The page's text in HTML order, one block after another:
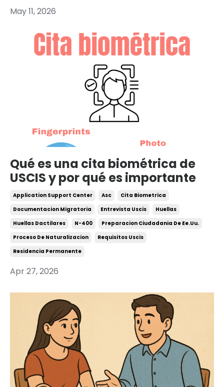
May 11, 2026
Qué es una cita biométrica de
USCIS y por qué es importante
Application Support Center Asc
Cita Biometrica
Documentacion Migratoria
Entrevista Uscis
Huellas
Huellas Dactilares
N-400
Preparacion Ciudadania De Ee.uu.
Proceso De Naturalizacion
Requisitos Uscis
Residencia Permanente
Apr 27, 2026